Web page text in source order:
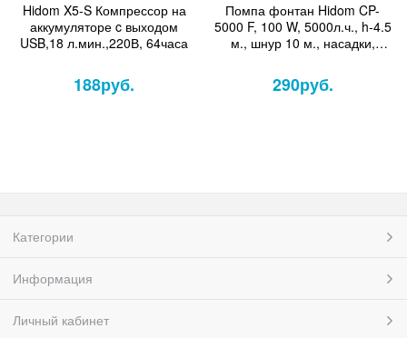
Hidom X5-S Компрессор на
аккумуляторе c выходом
USB,18 л.мин.,220В, 64часа
188руб.
Помпа фонтан Hidom CP-
5000 F, 100 W, 5000л.ч., h-4.5
м., шнур 10 м., насадки,
290руб.
Категории
Информация
Личный кабинет